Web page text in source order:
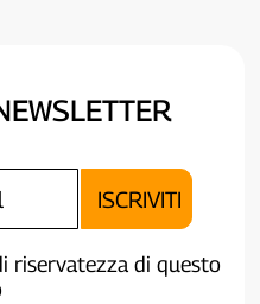
riservatezza di questo